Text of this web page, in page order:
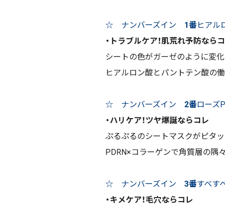
☆ ナンバーズイン 1番ヒア
・トラブルケア！肌荒れ予防なら
シートの色がガーゼのように変
ヒアルロン酸とパントテン酸の
☆ ナンバーズイン 2番ローズ
・ハリケア！ツヤ爆誕ならコレ
ぷるぷるのシートマスクがピタ
PDRN×コラーゲンで角質層の隅
☆ ナンバーズイン 3番すべす
・キメケア！毛穴ならコレ